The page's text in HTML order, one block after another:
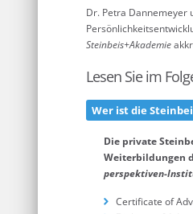
Dr. Petra Dannemeyer
Steinbeis+Akademie
Lesen Sie im
Wer ist die
Die private
Weiterbildungen
perspektiven-
Certificate of